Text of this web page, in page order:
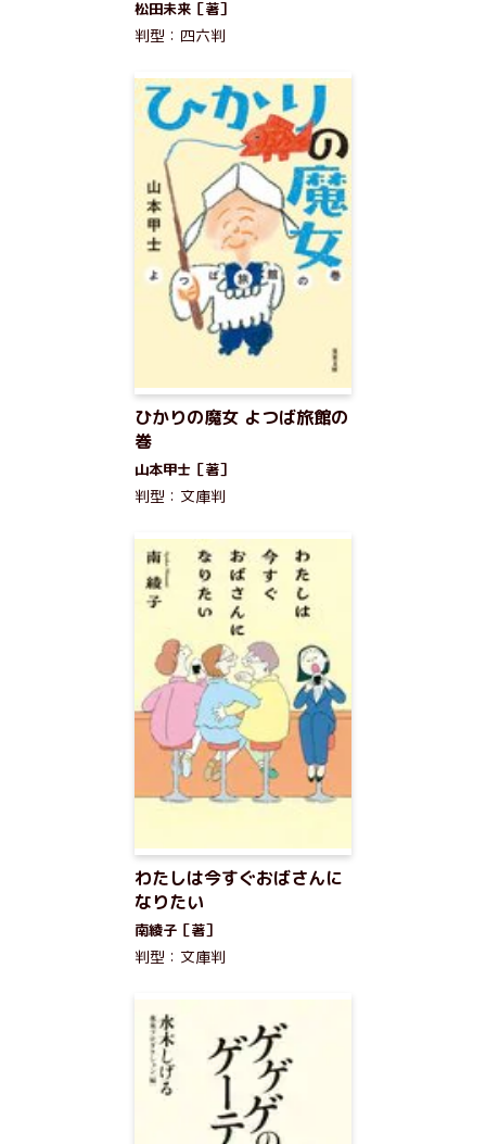
松田未来［著］
判型：四六判
ひかりの魔女 よつば旅館の
巻
山本甲士［著］
判型：文庫判
わたしは今すぐおばさんに
なりたい
南綾子［著］
判型：文庫判